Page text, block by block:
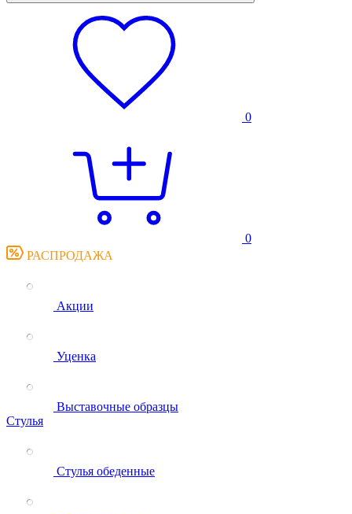
0
0
РАСПРОДАЖА
Акции
Уценка
Выставочные образцы
Стулья
Стулья обеденные